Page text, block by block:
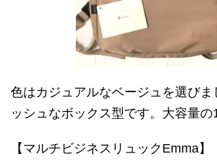
色はカジュアルなベージュを選びま
ッシュなボックス型です。大容量の
【マルチビジネスリュックEmma】